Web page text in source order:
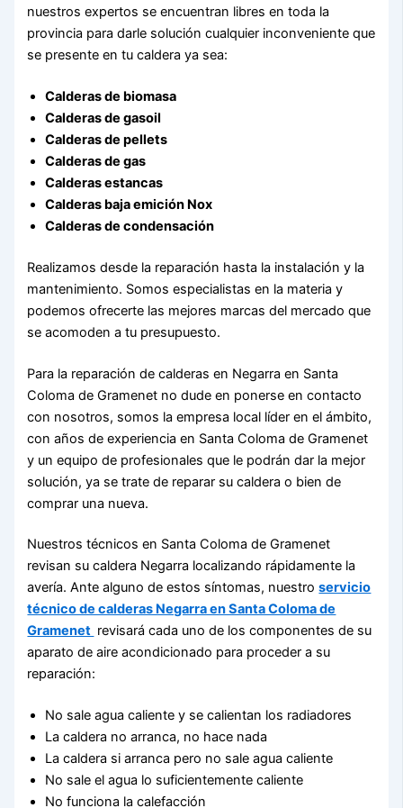
nuestros expertos se encuentran libres en toda la
provincia para darle solución cualquier inconveniente que
se presente en tu caldera ya sea:
Calderas de biomasa
Calderas de gasoil
Calderas de pellets
Calderas de gas
Calderas estancas
Calderas baja emición Nox
Calderas de condensación
Realizamos desde la reparación hasta la instalación y la
mantenimiento. Somos especialistas en la materia y
podemos ofrecerte las mejores marcas del mercado que
se acomoden a tu presupuesto.
Para la reparación de calderas en Negarra en Santa
Coloma de Gramenet no dude en ponerse en contacto
con nosotros, somos la empresa local líder en el ámbito,
con años de experiencia en Santa Coloma de Gramenet
y un equipo de profesionales que le podrán dar la mejor
solución, ya se trate de reparar su caldera o bien de
comprar una nueva.
Nuestros técnicos en Santa Coloma de Gramenet
revisan su caldera Negarra localizando rápidamente la
avería. Ante alguno de estos síntomas, nuestroservicio
técnico de calderas Negarra en Santa Coloma de
Gramenet revisará cada uno de los componentes de su
aparato de aire acondicionado para proceder a su
reparación:
No sale agua caliente y se calientan los radiadores
La caldera no arranca, no hace nada
La caldera si arranca pero no sale agua caliente
No sale el agua lo suficientemente caliente
No funciona la calefacción